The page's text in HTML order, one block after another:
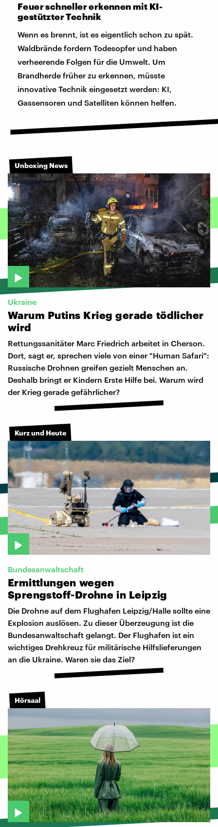
Feuer schneller erkennen mit KI-
gestützter Technik
Wenn es brennt, ist es eigentlich schon zu spät.
Waldbrände fordern Todesopfer und haben
verheerende Folgen für die Umwelt. Um
Brandherde früher zu erkennen, müsste
innovative Technik eingesetzt werden: KI,
Gassensoren und Satelliten können helfen.
Unboxing News
Ukraine
Warum Putins Krieg gerade tödlicher
wird
Rettungssanitäter Marc Friedrich arbeitet in Cherson.
Dort, sagt er, sprechen viele von einer "Human Safari":
Russische Drohnen greifen gezielt Menschen an.
Deshalb bringt er Kindern Erste Hilfe bei. Warum wird
der Krieg gerade gefährlicher?
Kurz und Heute
Bundesanwaltschaft
Ermittlungen wegen
Sprengstoff-Drohne in Leipzig
Die Drohne auf dem Flughafen Leipzig/Halle sollte eine
Explosion auslösen. Zu dieser Überzeugung ist die
Bundesanwaltschaft gelangt. Der Flughafen ist ein
wichtiges Drehkreuz für militärische Hilfslieferungen
an die Ukraine. Waren sie das Ziel?
Hörsaal